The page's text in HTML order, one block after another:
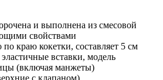
и выполнена из смесовой
свойствами
краю кокетки, составляет 5 см
вставки, модель
(включая манжеты)
с клапаном)